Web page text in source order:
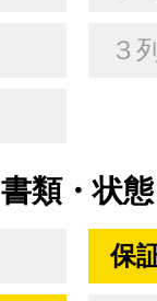
３
書類・状態
保